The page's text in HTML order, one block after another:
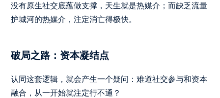
没有原生社交底蕴做支撑，天生就是热媒介；而缺乏流量
护城河的热媒介，注定消亡得极快。
破局之路：资本凝结点
认同这套逻辑，就会产生一个疑问：难道社交参与和资本
融合，从一开始就注定行不通？